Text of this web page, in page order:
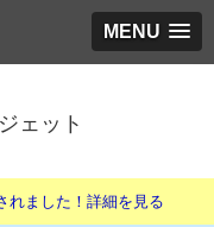
MENU
ェット
れました！詳細を見る